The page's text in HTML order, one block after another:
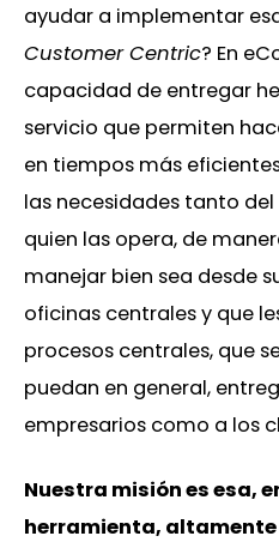
ayudar a implementar
Customer Centric? En
capacidad de entregar
servicio que permiten
en tiempos más
las necesidades tanto
quien las opera, de
manejar bien sea desde
oficinas centrales y que
procesos centrales, que
puedan en general,
empresarios como a los
Nuestra misión es esa,
herramienta,